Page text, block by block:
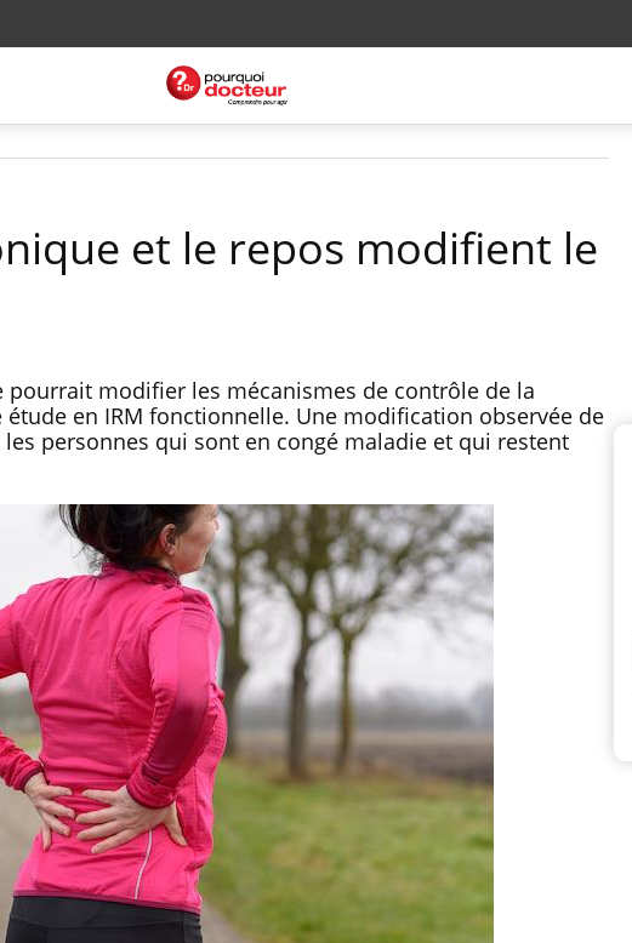
et le repos modifient le
modifier les mécanismes de contrôle de la
en IRM fonctionnelle. Une modification observée de
personnes qui sont en congé maladie et qui restent
Chikungunya, dengue,
West Nile : que se passe-
t-il dans le sud de la
France ?
Les médicaments GLP-1
protègent-ils aussi les os
?
Cytomégalovirus : ce qui
change dans la prise en
charge des femmes
de dormir la nuit ?
VIH : la fin du comprimé
tous les jours se profile-t-
Pourquoi votre ventre
gâche-t-il les premiers